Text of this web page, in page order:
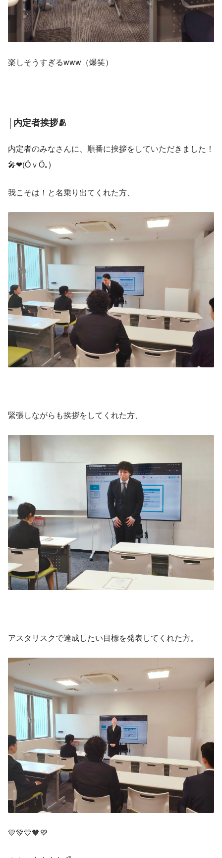
楽しそうすぎるwww（爆笑）
│内定者挨拶🫂
内定者のみなさんに、順番に挨拶をしていただきました！
🎤❤(ӦｖӦ｡)
我こそは！と名乗り出てくれた方、
緊張しながらも挨拶をしてくれた方、
アスタリスクで達成したい目標を発表してくれた方。
💙💚💛🧡💜